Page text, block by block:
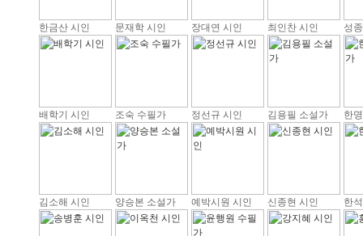
한금산 시인 문재학 시인 장대연 시인 최인찬 시인 성
배학기 시인 조숙 수필가 정선규 시인 김용필 소설가 한
김소해 시인 양승본 소설가 예박시원 시인 신종현 시인 한